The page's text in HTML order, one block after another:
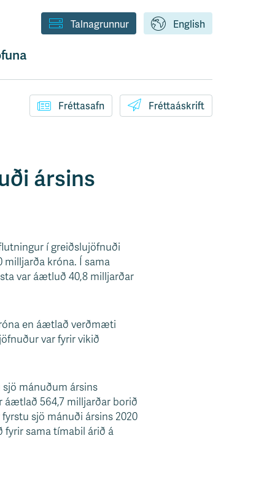
English
Talnagrunnur
Fréttasafn Fréttaáskrift
ársins
í greiðslujöfnuði
króna. Í sama
var áætluð 40,8 milljarðar
en áætlað verðmæti
var fyrir vikið
mánuðum ársins
áætlað 564,7 milljarðar borið
sjö mánuði ársins 2020
sama tímabil árið á